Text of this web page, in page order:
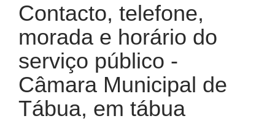
Contacto, telefone,
morada e horário do
serviço público -
Câmara Municipal de
Tábua, em tábua